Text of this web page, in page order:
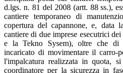
d.lgs. n. 81 del 2008 (artt. 88 ss.),
cantiere temporaneo di
copertura del capannone, e, data
cantiere di due imprese esecutrici
e la Tekno Sysem), oltre che di
incaricato di movimentare il carro-
l'impalcatura realizzata in quota,
coordinatore per la sicurezza in